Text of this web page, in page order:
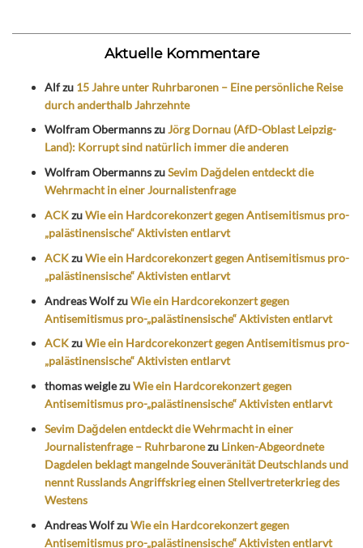
Aktuelle Kommentare
Alfzu 15 Jahre unter Ruhrbaronen – Eine persönliche Reise
durch anderthalb Jahrzehnte
Wolfram ObermannszuJörg Dornau (AfD-Oblast Leipzig-
Land): Korrupt sind natürlich immer die anderen
Wolfram ObermannszuSevim Dağdelen entdeckt die
Wehrmacht in einer Journalistenfrage
ACKzuWie ein Hardcorekonzert gegen Antisemitismus pro-
„palästinensische“ Aktivisten entlarvt
ACKzuWie ein Hardcorekonzert gegen Antisemitismus pro-
„palästinensische“ Aktivisten entlarvt
Andreas WolfzuWie ein Hardcorekonzert gegen
Antisemitismus pro-„palästinensische“ Aktivisten entlarvt
ACKzuWie ein Hardcorekonzert gegen Antisemitismus pro-
„palästinensische“ Aktivisten entlarvt
thomas weiglezuWie ein Hardcorekonzert gegen
Antisemitismus pro-„palästinensische“ Aktivisten entlarvt
Sevim Dağdelen entdeckt die Wehrmacht in einer
Journalistenfrage – Ruhrbaronezu Linken-Abgeordnete
Dagdelen beklagt mangelnde Souveränität Deutschlands und
nennt Russlands Angriffskrieg einen Stellvertreterkrieg des
Westens
Andreas WolfzuWie ein Hardcorekonzert gegen
Antisemitismus pro-„palästinensische“ Aktivisten entlarvt